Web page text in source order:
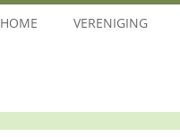
HOME VERENIGING